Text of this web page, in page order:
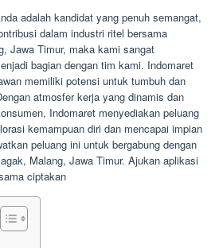
adalah kandidat yang penuh semangat,
dalam industri ritel bersama
Jawa Timur, maka kami sangat
bagian dengan tim kami. Indomaret
memiliki potensi untuk tumbuh dan
atmosfer kerja yang dinamis dan
Indomaret menyediakan peluang
kemampuan diri dan mencapai impian
peluang ini untuk bergabung dengan
Malang, Jawa Timur. Ajukan aplikasi
ciptakan